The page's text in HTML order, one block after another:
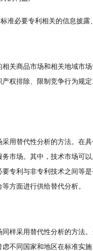
必要专利相关的信息披露
商品市场和相关地域市场
权排除、限制竞争行为规
替代性分析的方法。在具
市场。其中，技术市场可
专利与非专利技术之间等
方面进行供给替代分析。
采用替代性分析的方法。
不同国家和地区在标准实